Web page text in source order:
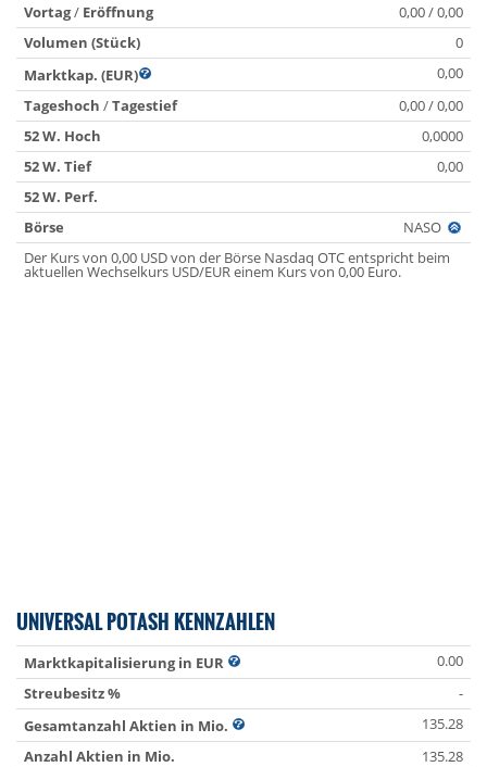
Vortag/ Eröffnung
0,00 / 0,00
Volumen (Stück)
0
Marktkap. (EUR)
0,00
Tageshoch /Tagestief
0,00 / 0,00
52 W. Hoch
0,0000
52 W. Tief
0,00
52 W. Perf.
Börse
NASO
Der Kurs von 0,00 USD von der Börse Nasdaq OTC entspricht beim
aktuellen Wechselkurs USD/EUR einem Kurs von 0,00 Euro.
UNIVERSAL POTASH KENNZAHLEN
Marktkapitalisierung in EUR
0.00
Streubesitz %
-
Gesamtanzahl Aktien in Mio.
135.28
Anzahl Aktien in Mio.
135.28